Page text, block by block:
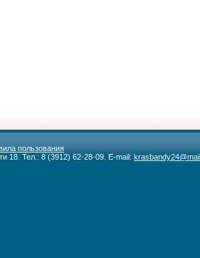
пользования
18. Тел.: 8 (3912) 62-28-09. E-mail: